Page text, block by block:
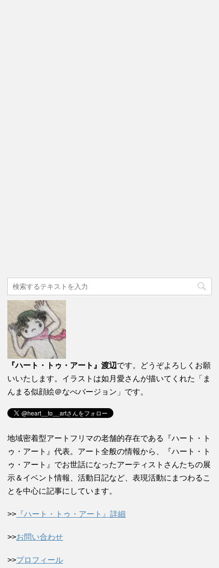
『ハート・トゥ・アート』渡辺です。どうぞよろしくお願
いいたします。イラストは如月愛さんが描いてくれた「ま
んまる似顔絵＠なべバージョン」です。
地域密着型アートフリマの老舗的存在である『ハート・ト
ゥ・アート』代表。アート全般の情報から、『ハート・ト
ゥ・アート』でお世話になったアーティストさんたちの展
示＆イベント情報、活動日記など、表現活動にまつわるこ
とを中心に記事にしています。
>> 『ハート・トゥ・アート』詳細
>>お問い合わせ
>>プロフィール